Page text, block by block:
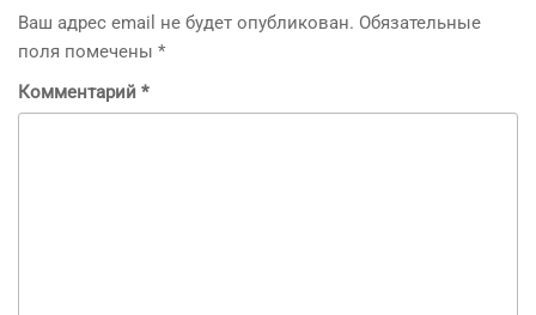
Ваш адрес email не будет опубликован. Обязательные
поля помечены *
Комментарий *